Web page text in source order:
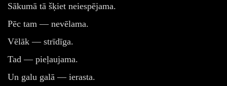
Sākumā tā šķiet neiespējama.
Pēc tam — nevēlama.
Vēlāk — strīdīga.
Tad — pieļaujama.
Un galu galā — ierasta.